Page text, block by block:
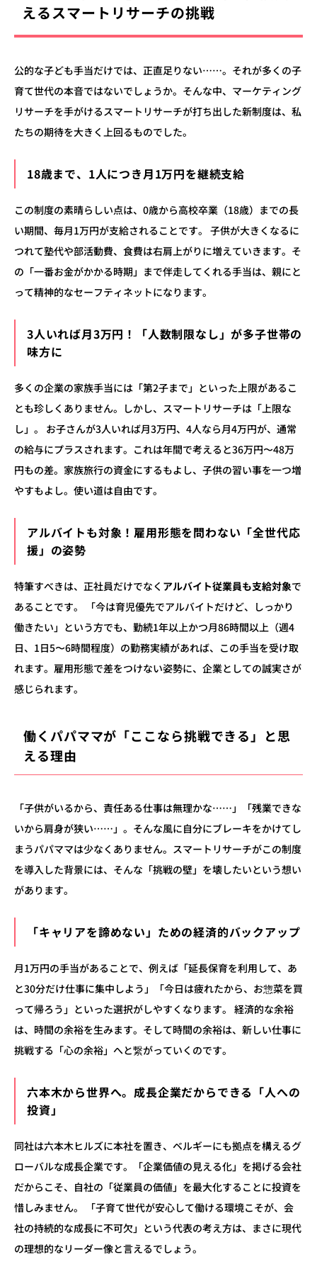
えるスマートリサーチの挑戦
公的な子ども手当だけでは、正直足りない……。それが多くの子
育て世代の本音ではないでしょうか。そんな中、マーケティング
リサーチを手がけるスマートリサーチが打ち出した新制度は、私
たちの期待を大きく上回るものでした。
18歳まで、1人につき月1万円を継続支給
この制度の素晴らしい点は、0歳から高校卒業（18歳）までの長
い期間、毎月1万円が支給されることです。 子供が大きくなるに
つれて塾代や部活動費、食費は右肩上がりに増えていきます。そ
の「一番お金がかかる時期」まで伴走してくれる手当は、親にと
って精神的なセーフティネットになります。
3人いれば月3万円！「人数制限なし」が多子世帯の
味方に
多くの企業の家族手当には「第2子まで」といった上限があるこ
とも珍しくありません。しかし、スマートリサーチは「上限な
し」。 お子さんが3人いれば月3万円、4人なら月4万円が、通常
の給与にプラスされます。これは年間で考えると36万円〜48万
円もの差。家族旅行の資金にするもよし、子供の習い事を一つ増
やすもよし。使い道は自由です。
アルバイトも対象！雇用形態を問わない「全世代応
援」の姿勢
特筆すべきは、正社員だけでなく アルバイト従業員も支給対象で
あることです。 「今は育児優先でアルバイトだけど、しっかり
働きたい」という方でも、勤続1年以上かつ月86時間以上（週4
日、1日5〜6時間程度）の勤務実績があれば、この手当を受け取
れます。雇用形態で差をつけない姿勢に、企業としての誠実さが
感じられます。
働くパパママが「ここなら挑戦できる」と思
える理由
「子供がいるから、責任ある仕事は無理かな……」「残業できな
いから肩身が狭い……」。そんな風に自分にブレーキをかけてし
まうパパママは少なくありません。スマートリサーチがこの制度
を導入した背景には、そんな「挑戦の壁」を壊したいという想い
があります。
「キャリアを諦めない」ための経済的バックアップ
月1万円の手当があることで、例えば「延長保育を利用して、あ
と30分だけ仕事に集中しよう」「今日は疲れたから、お惣菜を買
って帰ろう」といった選択がしやすくなります。 経済的な余裕
は、時間の余裕を生みます。そして時間の余裕は、新しい仕事に
挑戦する「心の余裕」へと繋がっていくのです。
六本木から世界へ。成長企業だからできる「人への
投資」
同社は六本木ヒルズに本社を置き、ベルギーにも拠点を構えるグ
ローバルな成長企業です。「企業価値の見える化」を掲げる会社
だからこそ、自社の「従業員の価値」を最大化することに投資を
惜しみません。 「子育て世代が安心して働ける環境こそが、会
社の持続的な成長に不可欠」という代表の考え方は、まさに現代
の理想的なリーダー像と言えるでしょう。